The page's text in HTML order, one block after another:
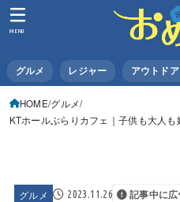
グルメ レジャー アウトドア
MENU
HOME グルメ
KTホールぶらりカフェ｜子供も大人
グルメ 2023.11.26 記事中に